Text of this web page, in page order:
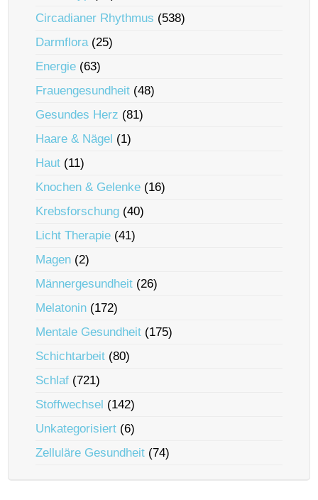
Circadianer Rhythmus (538)
Darmflora(25)
Energie (63)
Frauengesundheit (48)
Gesundes Herz (81)
Haare & Nägel (1)
Haut (11)
Knochen & Gelenke (16)
Krebsforschung (40)
Licht Therapie (41)
Magen (2)
Männergesundheit (26)
Melatonin (172)
Mentale Gesundheit (175)
Schichtarbeit (80)
Schlaf (721)
Stoffwechsel (142)
Unkategorisiert (6)
Zelluläre Gesundheit (74)